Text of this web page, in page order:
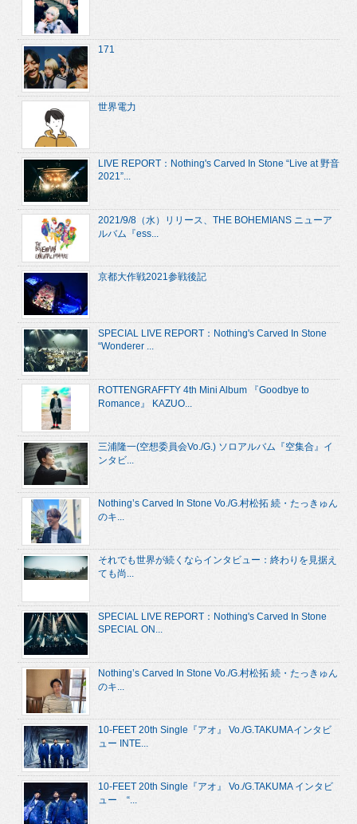
171
世界電力
LIVE REPORT：Nothing's Carved In Stone “Live at 野音
2021”...
2021/9/8（水）リリース、THE BOHEMIANS ニューア
ルバム『ess...
京都大作戦2021参戦後記
SPECIAL LIVE REPORT：Nothing's Carved In Stone
“Wonderer ...
ROTTENGRAFFTY 4th Mini Album 『Goodbye to
Romance』 KAZUO...
三浦隆一(空想委員会Vo./G.) ソロアルバム『空集合』イ
ンタビ...
Nothing’s Carved In Stone Vo./G.村松拓 続・たっきゅん
のキ...
それでも世界が続くならインタビュー：終わりを見据え
ても尚...
SPECIAL LIVE REPORT：Nothing's Carved In Stone
SPECIAL ON...
Nothing’s Carved In Stone Vo./G.村松拓 続・たっきゅん
のキ...
10-FEET 20th Single『アオ』 Vo./G.TAKUMAインタビ
ュー INTE...
10-FEET 20th Single『アオ』 Vo./G.TAKUMA インタビ
ュー “...